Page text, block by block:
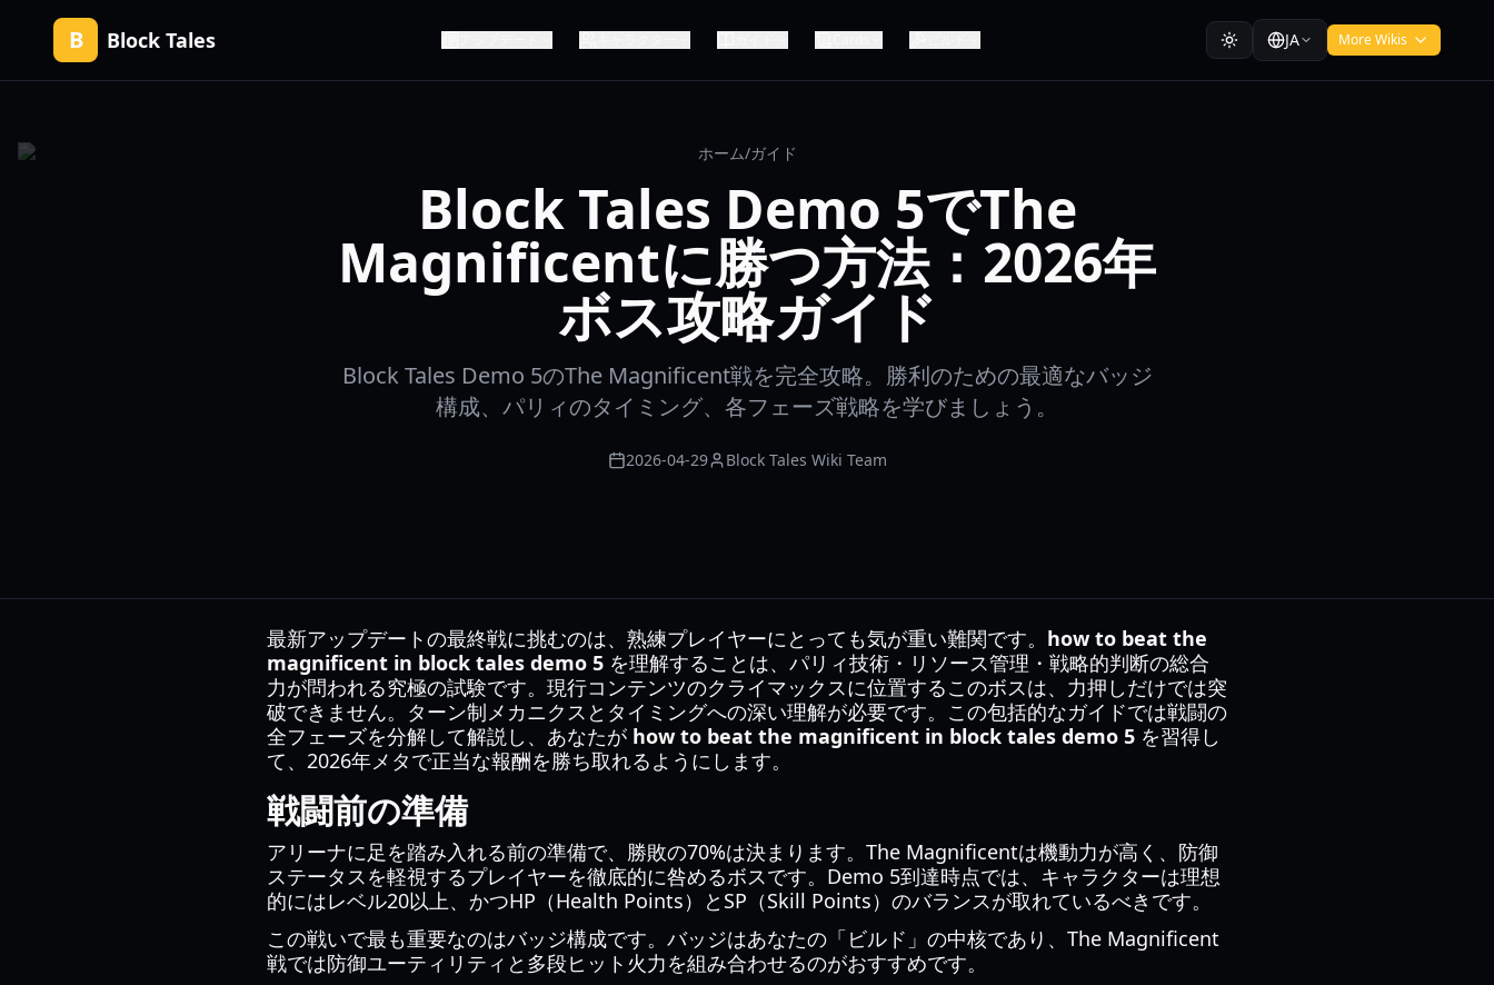
B Block Tales JA More Wikis
ホーム/ガイド
Block Tales Demo 5でThe
Magnificentに勝つ方法：2026年
ボス攻略ガイド
Block Tales Demo 5のThe Magnificent戦を完全攻略。勝利のための最適なバッジ
構成、パリィのタイミング、各フェーズ戦略を学びましょう。
2026-04-29 Block Tales Wiki Team
最新アップデートの最終戦に挑むのは、熟練プレイヤーにとっても気が重い難関です。 how to beat the
magnificent in block tales demo 5 を理解することは、パリィ技術・リソース管理・戦略的判断の総合
力が問われる究極の試験です。現行コンテンツのクライマックスに位置するこのボスは、力押しだけでは突
破できません。ターン制メカニクスとタイミングへの深い理解が必要です。この包括的なガイドでは戦闘の
全フェーズを分解して解説し、あなたが how to beat the magnificent in block tales demo 5 を習得し
て、2026年メタで正当な報酬を勝ち取れるようにします。
戦闘前の準備
アリーナに足を踏み入れる前の準備で、勝敗の70%は決まります。The Magnificentは機動力が高く、防御
ステータスを軽視するプレイヤーを徹底的に咎めるボスです。Demo 5到達時点では、キャラクターは理想
的にはレベル20以上、かつHP（Health Points）とSP（Skill Points）のバランスが取れているべきです。
この戦いで最も重要なのはバッジ構成です。バッジはあなたの「ビルド」の中核であり、The Magnificent
戦では防御ユーティリティと多段ヒット火力を組み合わせるのがおすすめです。